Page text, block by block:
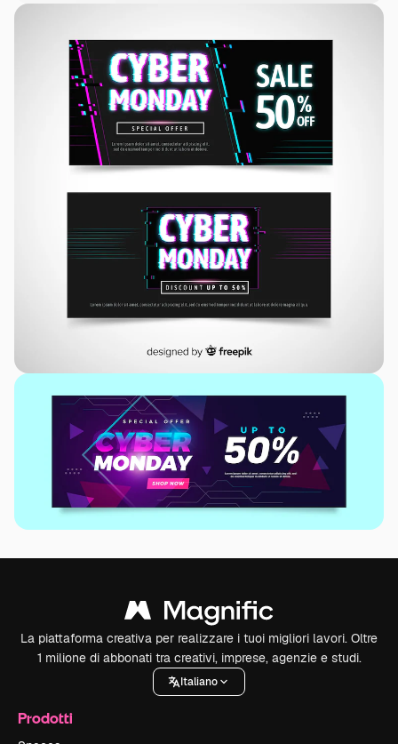
La piattaforma creativa per realizzare i tuoi migliori lavori. Oltre
1 milione di abbonati tra creativi, imprese, agenzie e studi.
Italiano
Prodotti